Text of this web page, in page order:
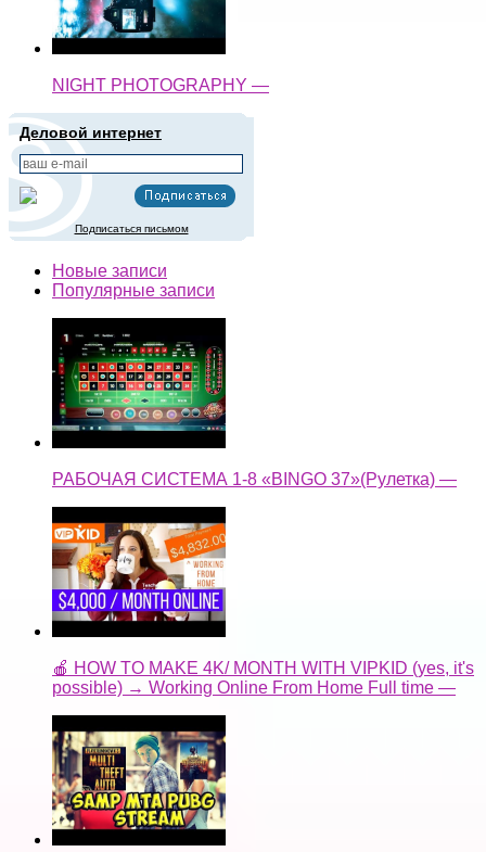
NIGHT PHOTOGRAPHY —
Деловой интернет
Подписаться письмом
Новые записи
Популярные записи
РАБОЧАЯ СИСТЕМА 1-8 «BINGO 37»(Рулетка) —
🍎 HOW TO MAKE 4K/ MONTH WITH VIPKID (yes, it's
possible) → Working Online From Home Full time —